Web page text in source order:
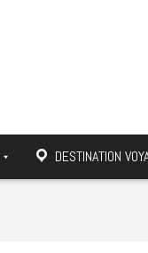
DESTINATION